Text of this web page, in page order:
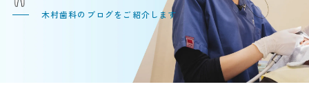
木村歯科のブログをご紹介します